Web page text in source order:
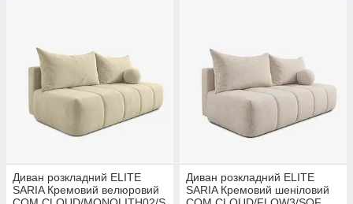
Диван розкладний ELITE
SARIA Кремовий велюровий
Диван розкладний ELITE
SARIA Кремовий шеніловий